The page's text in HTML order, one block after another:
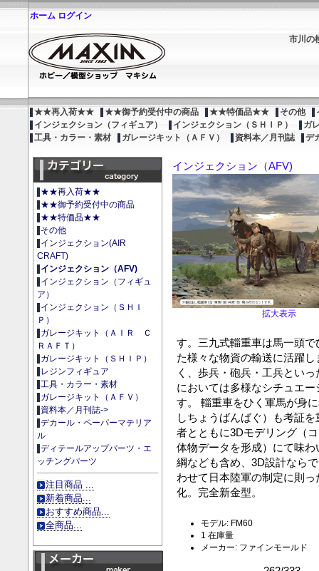
ホーム ログイン
市川の
★★再入荷★★ ★★御予約受付中の商品 ★★特価品★★ その他
インジェクション（フィギュア）
インジェクション（ＳＨＩＰ）
ガ
工具・カラー・素材
ガレージキット（ＡＦＶ） 資料本／月刊誌 デ
★★再入荷★★
★★御予約受付中の商品
★★特価品★★
その他
インジェクション(AIR
CRAFT)
インジェクション（AFV)
インジェクション（フィギュ
ア）
インジェクション（ＳＨＩ
Ｐ）
ガレージキット（ＡＩＲ Ｃ
ＲＡＦＴ）
ガレージキット（ＳＨＩＰ）
レジンフィギュア
工具・カラー・素材
ガレージキット（ＡＦＶ）
資料本／月刊誌->
デカール・ペーパーマテリア
ル
ディテールアップパーツ・エ
ッチングパーツ
注目商品 ...
新着商品...
おすすめ商品...
全商品...
インジェクション（AFV)
拡大表示
す。三九式輜重車は馬一頭
た様々な物資の輸送に活躍
く、歩兵・砲兵・工兵とい
においては多様なシチュエ
す。 輜重車をひく軍馬が身
しちょうばんばぐ）も考証
者とともに3Dモデリング（
体物データを形成）にて味
綱なども含め、3D設計なら
わせて日本陸軍の制定に則
化。完全新金型。
モデル: FM60
1 在庫量
メーカー: ファインモールド